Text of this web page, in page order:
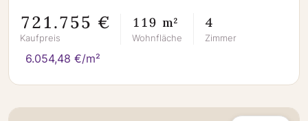
721.755 €
Kaufpreis
119 m²
Wohnfläche
4
Zimmer
6.054,48 €/m²